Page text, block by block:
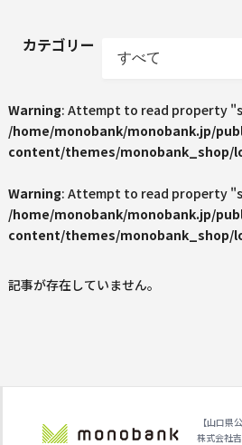
カテゴリー
Warning: Attempt to read property
/home/monobank/monobank.jp/
content/themes/monobank_shop/
Warning: Attempt to read property
/home/monobank/monobank.jp/
content/themes/monobank_shop/
記事が存在していません。
【山口県
株式会社